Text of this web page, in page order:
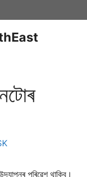
পৰিৱেশ থাকিব।